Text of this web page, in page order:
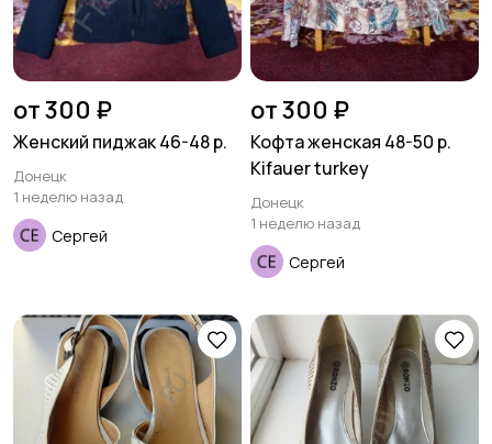
от 300 ₽
Женский пиджак 46-48 р.
Донецк
1 неделю назад
Сергей
от 300 ₽
Кофта женская 48-50 р.
Kifauer turkey
Донецк
1 неделю назад
Сергей